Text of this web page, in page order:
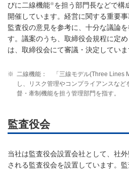
びに二線機能※ を担う部門長などで構
開催しています。経営に関する重要
監査役の意見を参考に、十分な議論
す。議案のうち、取締役会規程に定
は、取締役会にて審議・決定していま
※
二線機能： 「三線モデル(Three Lines
し、リスク管理やコンプライアンスな
督・牽制機能を担う管理部門を指す。
監査役会
当社は監査役会設置会社として、社
される監査役会を設置しています。